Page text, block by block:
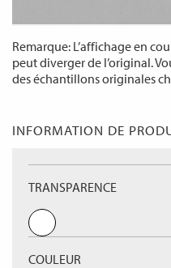
Remarque: L’affichage en
peut diverger de l’original.
des échantillons originales
INFORMATION DE
TRANSPARENCE
COULEUR